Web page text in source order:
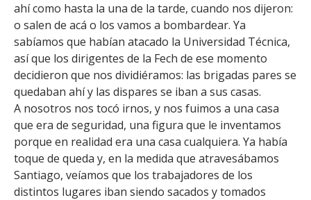
ahí como hasta la una de la tarde, cuando nos dijeron:
o salen de acá o los vamos a bombardear. Ya
sabíamos que habían atacado la Universidad Técnica,
así que los dirigentes de la Fech de ese momento
decidieron que nos dividiéramos: las brigadas pares se
quedaban ahí y las dispares se iban a sus casas.
A nosotros nos tocó irnos, y nos fuimos a una casa
que era de seguridad, una figura que le inventamos
porque en realidad era una casa cualquiera. Ya había
toque de queda y, en la medida que atravesábamos
Santiago, veíamos que los trabajadores de los
distintos lugares iban siendo sacados y tomados